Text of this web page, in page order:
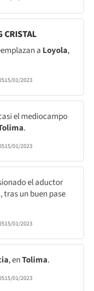
CRISTAL
a Loyola,
15/01/2023
el mediocampo
.
15/01/2023
el aductor
un buen pase
15/01/2023
, enTolima.
15/01/2023